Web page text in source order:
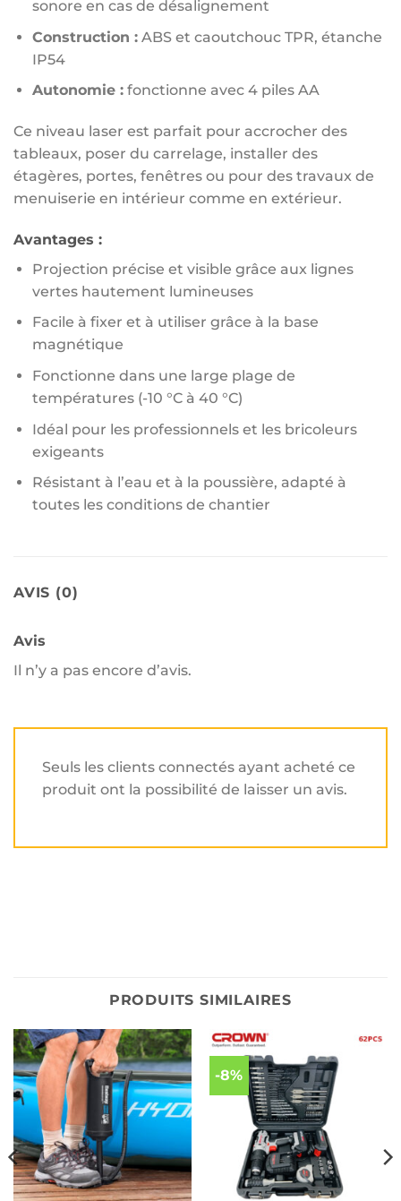
sonore en cas de désalignement
Construction :ABS et caoutchouc TPR, étanche
IP54
Autonomie :fonctionne avec 4 piles AA
Ce niveau laser est parfait pour accrocher des
tableaux, poser du carrelage, installer des
étagères, portes, fenêtres ou pour des travaux de
menuiserie en intérieur comme en extérieur.
Avantages :
Projection précise et visible grâce aux lignes
vertes hautement lumineuses
Facile à fixer et à utiliser grâce à la base
magnétique
Fonctionne dans une large plage de
températures (-10 °C à 40 °C)
Idéal pour les professionnels et les bricoleurs
exigeants
Résistant à l’eau et à la poussière, adapté à
toutes les conditions de chantier
AVIS (0)
Avis
Il n’y a pas encore d’avis.
Seuls les clients connectés ayant acheté ce
produit ont la possibilité de laisser un avis.
PRODUITS SIMILAIRES
-8%